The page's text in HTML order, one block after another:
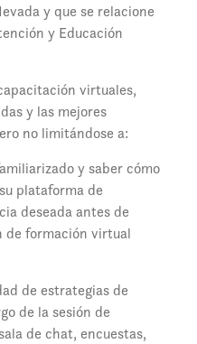
y que se relacione
y Educación
virtuales,
y las mejores
no limitándose a:
y saber cómo
plataforma de
deseada antes de
de formación virtual
de estrategias de
de la sesión de
de chat, encuestas,